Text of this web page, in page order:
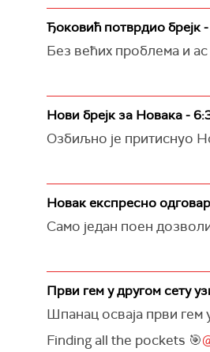
Ђоковић потврдио брејк
Без већих проблема и
Нови брејк за Новака -
Озбиљно је притиснуо
Новак експресно
Само један поен
Први гем у другом сету
Шпанац осваја први гем
Finding all the pockets 🎯